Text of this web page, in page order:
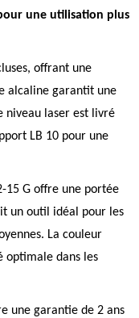
une utilisation plus
offrant une
alcaline garantit une
niveau laser est livré
LB 10 pour une
15 G offre une portée
un outil idéal pour les
La couleur
optimale dans les
une garantie de 2 ans